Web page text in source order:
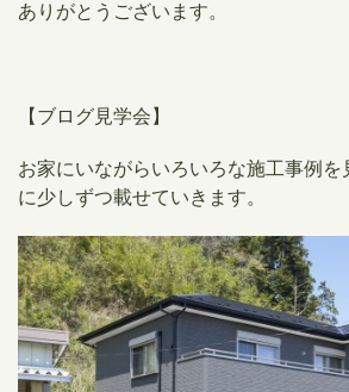
ありがとうございます。
【ブログ見学会】
お家にいながらいろいろな施工事例を
に少しずつ載せていきます。